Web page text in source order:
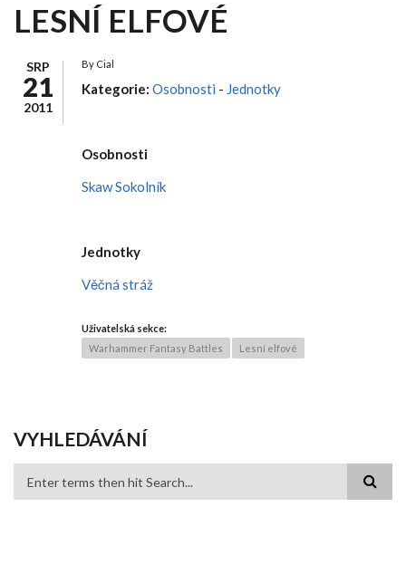
LESNÍ ELFOVÉ
SRP
21
2011
By Cial
Kategorie: Osobnosti - Jednotky
Osobnosti
Skaw Sokolník
Jednotky
Věčná stráž
Uživatelská sekce:
Warhammer Fantasy Battles
Lesní elfové
VYHLEDÁVÁNÍ